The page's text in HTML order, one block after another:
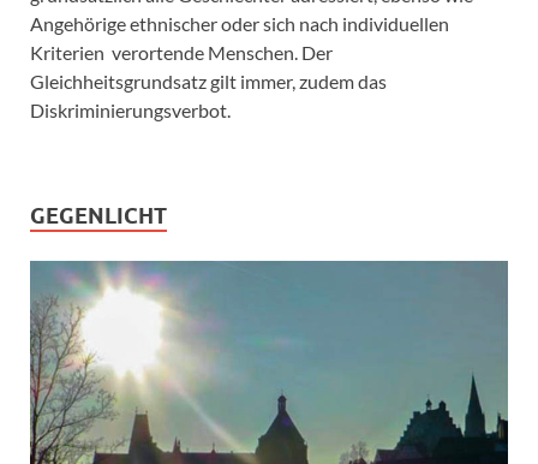
Angehörige ethnischer oder sich nach individuellen
Kriterien verortende Menschen. Der
Gleichheitsgrundsatz gilt immer, zudem das
Diskriminierungsverbot.
GEGENLICHT